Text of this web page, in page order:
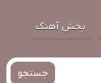
پخش آهنگ
جستجو